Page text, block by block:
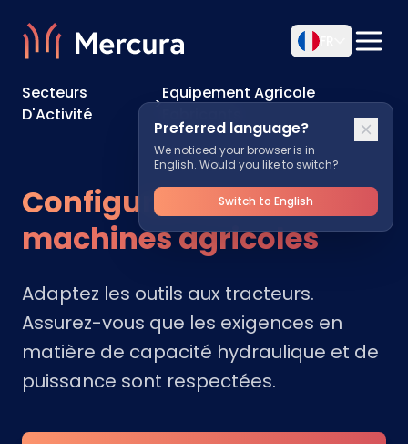
Preferred language?
We noticed your browser is in
English. Would you like to switch?
Switch to English
Secteurs
D'Activité
>
Equipement Agricole
Configurer les
machines agricoles
Adaptez les outils aux tracteurs.
Assurez-vous que les exigences en
matière de capacité hydraulique et de
puissance sont respectées.